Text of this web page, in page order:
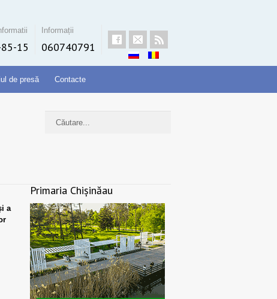
15
Informații
060740791
de presă Contacte
a
Primaria Chișinăau